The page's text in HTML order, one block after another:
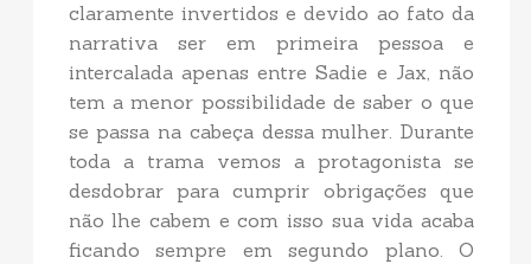
claramente invertidos e devido ao fato da
narrativa ser em primeira pessoa e
intercalada apenas entre Sadie e Jax, não
tem a menor possibilidade de saber o que
se passa na cabeça dessa mulher. Durante
toda a trama vemos a protagonista se
desdobrar para cumprir obrigações que
não lhe cabem e com isso sua vida acaba
ficando sempre em segundo plano. O